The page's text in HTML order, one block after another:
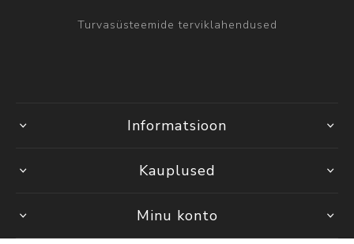
Turvasüsteemide terviklahendused
Informatsioon
Kauplused
Minu konto